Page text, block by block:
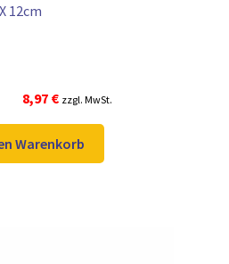
12cm
Ursprünglicher
war:
11,98 €
8,97 €Aktueller
ist:
8,97 €.
zzgl. MwSt.
Warenkorb